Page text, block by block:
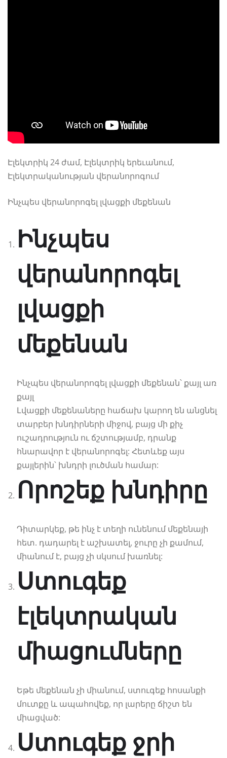
Էլեկտրիկ 24 ժամ, Էլեկտրիկ երեւանում,
Էլեկտրականության վերանորոգում
Ինչպես վերանորոգել լվացքի մեքենան
Ինչպես
վերանորոգել
լվացքի
մեքենան
Ինչպես վերանորոգել լվացքի մեքենան՝ քայլ առ
քայլ
Լվացքի մեքենաները հաճախ կարող են անցնել
տարբեր խնդիրների միջով, բայց մի քիչ
ուշադրություն ու ճշտությամբ, դրանք
հնարավոր է վերանորոգել: Հետևեք այս
քայլերին՝ խնդրի լուծման համար:
Որոշեք խնդիրը
Դիտարկեք, թե ինչ է տեղի ունենում մեքենայի
հետ. դադարել է աշխատել, ջուրը չի քամում,
միանում է, բայց չի սկսում խառնել:
Ստուգեք
էլեկտրական
միացումները
Եթե մեքենան չի միանում, ստուգեք հոսանքի
մուտքը և ապահովեք, որ լարերը ճիշտ են
միացված:
Ստուգեք ջրի